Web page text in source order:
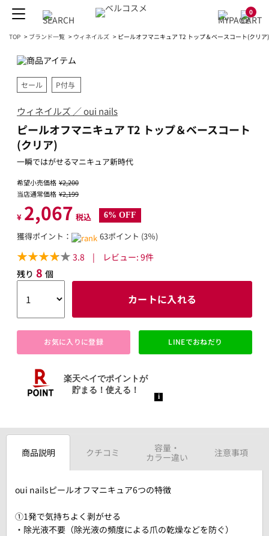
0
TOP > ブランド一覧 > ウィネイルズ > ピールオフマニキュア T2 トップ＆ベースコート(クリア)
セール P付与
ウィネイルズ ／ oui nails
ピールオフマニキュア T2 トップ＆ベースコート
(クリア)
一瞬ではがせるマニキュア新時代
希望小売価格 ¥2,200
当店通常価格 ¥2,199
¥ 2,067 税込 6% OFF
獲得ポイント： 63ポイント (3％)
3.8 | レビュー: 9件
残り 8 個
カートに入れる
お気に入りに登録 LINEでおねだり
商品説明 クチコミ
容量・
カラー違い
注意事項
oui nailsピールオフマニキュア6つの特徴
①1発で気持ちよく剥がせる
・除光液不要（除光液の頻度による爪の乾燥などを防ぐ）